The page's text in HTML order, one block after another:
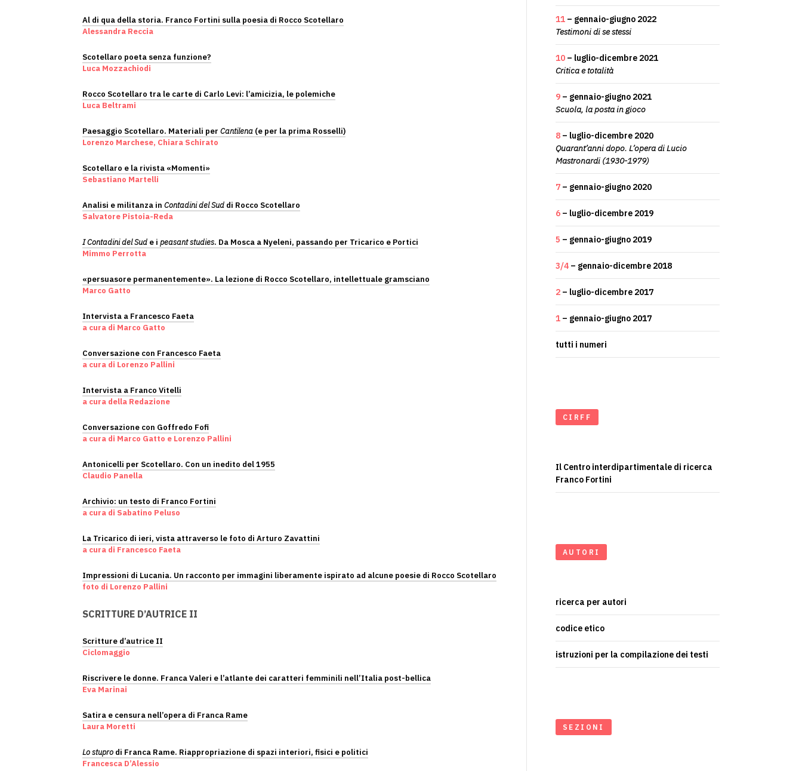
Al di qua della storia. Franco Fortini sulla poesia di Rocco Scotellaro
Alessandra Reccia
Scotellaro poeta senza funzione?
Luca Mozzachiodi
Rocco Scotellaro tra le carte di Carlo Levi: l’amicizia, le polemiche
Luca Beltrami
Paesaggio Scotellaro. Materiali per Cantilena (e per la prima Rosselli)
Lorenzo Marchese, Chiara Schirato
Scotellaro e la rivista «Momenti»
Sebastiano Martelli
Analisi e militanza in Contadini del Sud di Rocco Scotellaro
Salvatore Pistoia-Reda
I Contadini del Sud e i peasant studies. Da Mosca a Nyeleni, passando per Tricarico e Portici
Mimmo Perrotta
«persuasore permanentemente». La lezione di Rocco Scotellaro, intellettuale gramsciano
Marco Gatto
Intervista a Francesco Faeta
a cura di Marco Gatto
Conversazione con Francesco Faeta
a cura di Lorenzo Pallini
Intervista a Franco Vitelli
a cura della Redazione
Conversazione con Goffredo Fofi
a cura di Marco Gatto e Lorenzo Pallini
Antonicelli per Scotellaro. Con un inedito del 1955
Claudio Panella
Archivio: un testo di Franco Fortini
a cura di Sabatino Peluso
La Tricarico di ieri, vista attraverso le foto di Arturo Zavattini
a cura di Francesco Faeta
Impressioni di Lucania. Un racconto per immagini liberamente ispirato ad alcune poesie di Rocco Scotellaro
foto di Lorenzo Pallini
SCRITTURE D’AUTRICE II
Scritture d’autrice II
Ciclomaggio
Riscrivere le donne. Franca Valeri e l’atlante dei caratteri femminili nell’Italia post-bellica
Eva Marinai
Satira e censura nell’opera di Franca Rame
Laura Moretti
Lo stupro di Franca Rame. Riappropriazione di spazi interiori, fisici e politici
Francesca D’Alessio
11 – gennaio-giugno 2022
Testimoni di se stessi
10 – luglio-dicembre 2021
Critica e totalità
9 – gennaio-giugno 2021
Scuola, la posta in gioco
8 – luglio-dicembre 2020
Quarant’anni dopo. L’opera di Lucio
Mastronardi (1930-1979)
7 – gennaio-giugno 2020
6 – luglio-dicembre 2019
5 – gennaio-giugno 2019
3/4 – gennaio-dicembre 2018
2 – luglio-dicembre 2017
1 – gennaio-giugno 2017
tutti i numeri
CIRFF
Il Centro interdipartimentale di ricerca
Franco Fortini
AUTORI
ricerca per autori
codice etico
istruzioni per la compilazione dei testi
SEZIONI